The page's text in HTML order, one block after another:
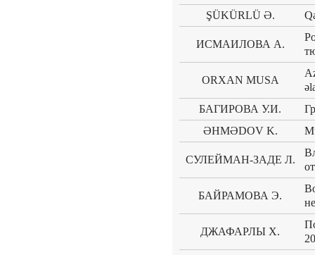
ŞÜKÜRLÜ Ə.
ИСМАИЛОВА А.
ORXAN MUSA
БАГИРОВА У.И.
ƏHMƏDOV K.
СУЛЕЙМАН-ЗАДЕ Л.
БАЙРАМОВА Э.
ДЖАФАРЛЫ Х.